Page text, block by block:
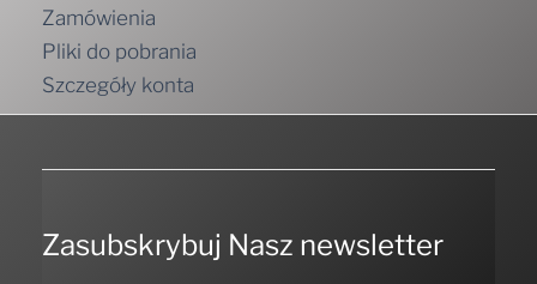
Zamówienia
Pliki do pobrania
Szczegóły konta
Zasubskrybuj Nasz newsletter